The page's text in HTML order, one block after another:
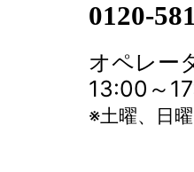
0120-
オペレー
13:00～
※土曜、日